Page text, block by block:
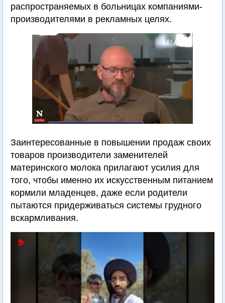
распространяемых в больницах компаниями-
производителями в рекламных целях.
Заинтересованные в повышении продаж своих
товаров производители заменителей
материнского молока прилагают усилия для
того, чтобы именно их искусственным питанием
кормили младенцев, даже если родители
пытаются придерживаться системы грудного
вскармливания.